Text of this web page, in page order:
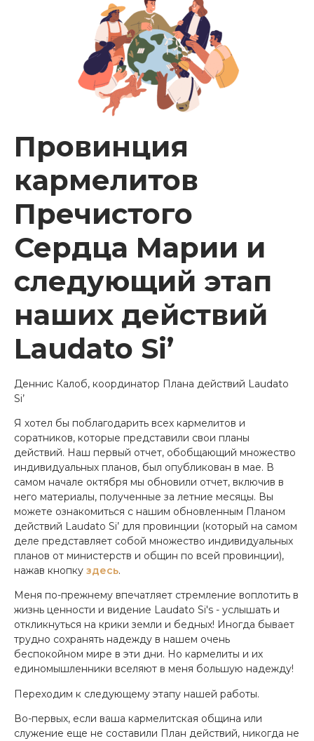
Провинция
кармелитов
Пречистого
Сердца Марии и
следующий этап
наших действий
Laudato Si’
Деннис Калоб, координатор Плана действий Laudato
Si’
Я хотел бы поблагодарить всех кармелитов и
соратников, которые представили свои планы
действий. Наш первый отчет, обобщающий множество
индивидуальных планов, был опубликован в мае. В
самом начале октября мы обновили отчет, включив в
него материалы, полученные за летние месяцы. Вы
можете ознакомиться с нашим обновленным Планом
действий Laudato Si’ для провинции (который на самом
деле представляет собой множество индивидуальных
планов от министерств и общин по всей провинции),
нажав кнопку здесь.
Меня по-прежнему впечатляет стремление воплотить в
жизнь ценности и видение Laudato Si's - услышать и
откликнуться на крики земли и бедных! Иногда бывает
трудно сохранять надежду в нашем очень
беспокойном мире в эти дни. Но кармелиты и их
единомышленники вселяют в меня большую надежду!
Переходим к следующему этапу нашей работы.
Во-первых, если ваша кармелитская община или
служение еще не составили План действий, никогда не